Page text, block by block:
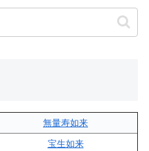
無量寿如来
宝生如来